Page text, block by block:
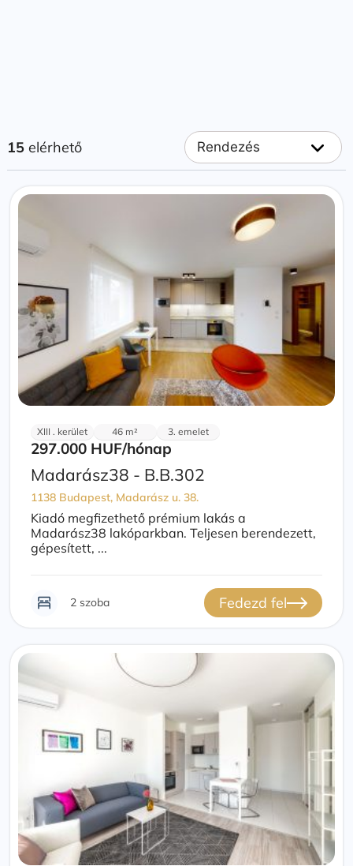
15elérhető
XIII . kerület 46 m² 3. emelet
297.000 HUF/hónap
Madarász38 - B.B.302
1138 Budapest, Madarász u. 38.
Kiadó megfizethető prémium lakás a
Madarász38 lakóparkban. Teljesen berendezett,
gépesített, ...
2 szoba Fedezd fel